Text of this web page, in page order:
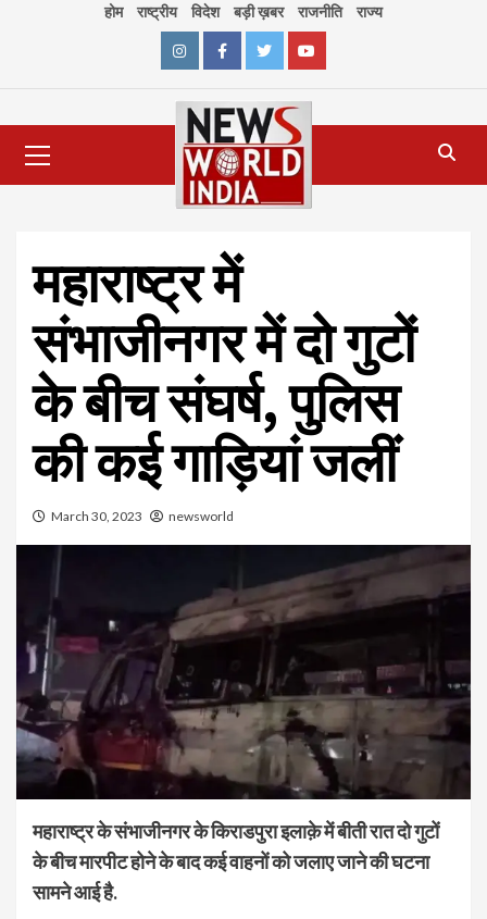
होम राष्ट्रीय विदेश बड़ी ख़बर राजनीति राज्य
InstagramFacebookTwitterYoutube
Menu
महाराष्ट्र में
संभाजीनगर में दो गुटों
के बीच संघर्ष, पुलिस
की कई गाड़ियां जलीं
March 30, 2023 newsworld
महाराष्ट्र के संभाजीनगर के किराडपुरा इलाक़े में बीती रात दो गुटों
के बीच मारपीट होने के बाद कई वाहनों को जलाए जाने की घटना
सामने आई है.